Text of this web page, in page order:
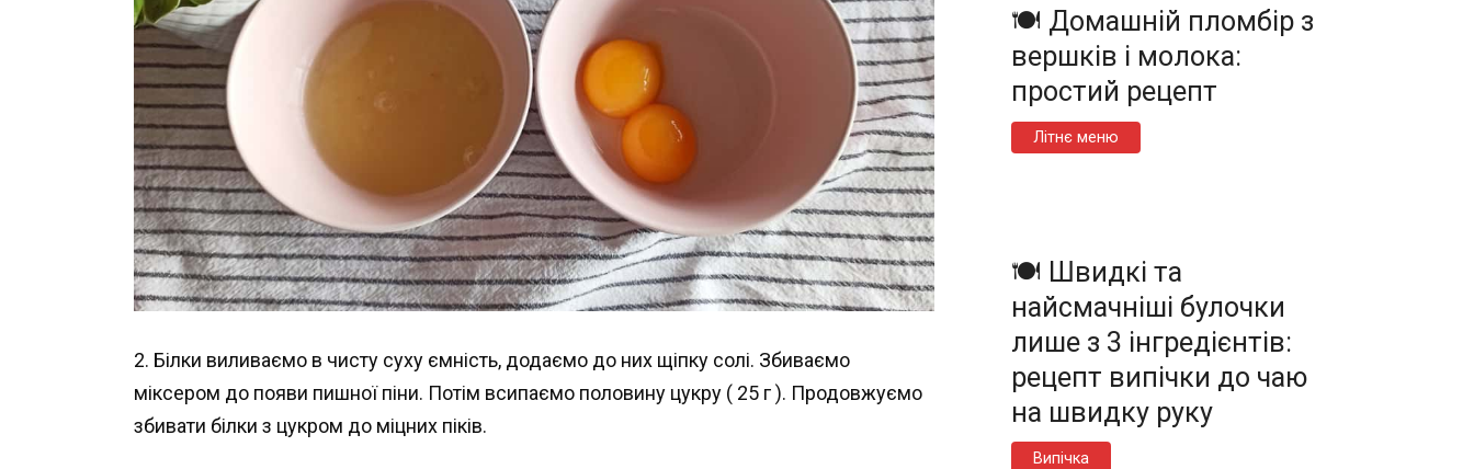
2. Білки виливаємо в чисту суху ємність, додаємо до них щіпку солі. Збиваємо
міксером до появи пишної піни. Потім всипаємо половину цукру ( 25 г ). Продовжуємо
збивати білки з цукром до міцних піків.
🍽️ Домашній пломбір з
вершків і молока:
простий рецепт
Літнє меню
🍽️ Швидкі та
найсмачніші булочки
лише з 3 інгредієнтів:
рецепт випічки до чаю
на швидку руку
Випічка